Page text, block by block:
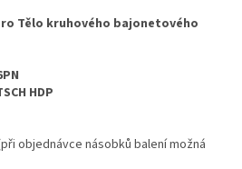
Tělo kruhového bajonetového
HDP
objednávce násobků balení možná